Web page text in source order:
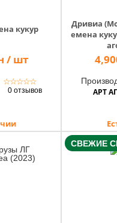
кукур
/ шт
☆☆☆☆☆
0 отзывов
Дривиа
емена
АРТ
СВЕЖИЕ